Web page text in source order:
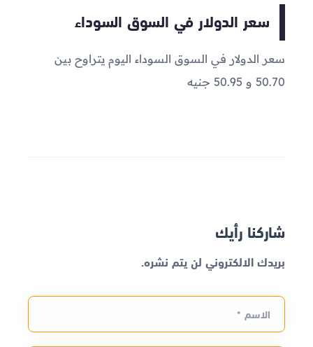
سعر الدولار في السوق السوداء
سعر الدولار في السوق السوداء اليوم يتراوح بين
50.70 و 50.95 جنيه
شاركنا رأيك
بريدك الالكتروني لن يتم نشره.
الاسم *